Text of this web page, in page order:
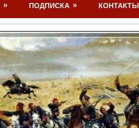
ПОДПИСКА КОНТАКТЫ